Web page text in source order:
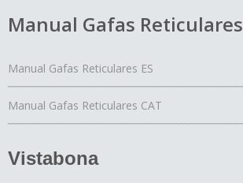
Manual Gafas Reticulares
Manual Gafas Reticulares ES
Manual Gafas Reticulares CAT
Vistabona